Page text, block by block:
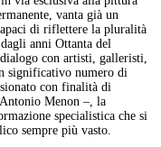
vanta già un
di riflettere la pluralità
anni Ottanta del
con artisti, galleristi,
significativo numero di
con finalità di
Menon –, la
specialistica che si
sempre più vasto.